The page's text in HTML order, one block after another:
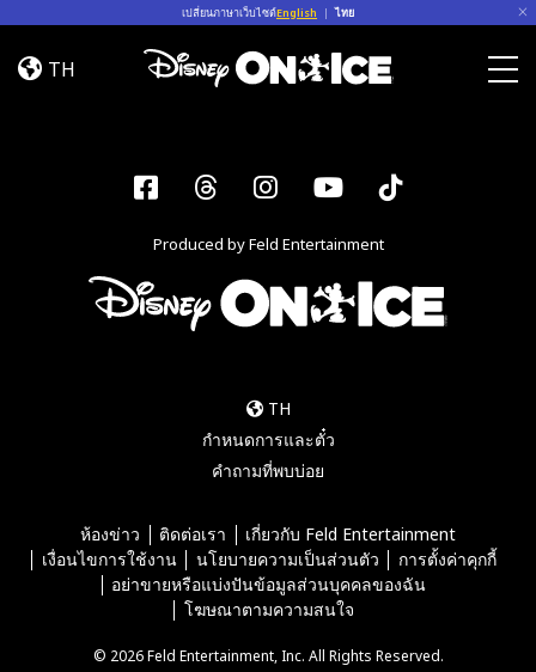
เปลี่ยนภาษาเว็บไซต์English | ไทย
Jump
In!TH
Facebook
ThreadsInstagram
YouTubeTiktok
Produced by Feld Entertainment
TH
กำหนดการและตั๋ว
คำถามที่พบบ่อย
ห้องข่าว ติดต่อเรา
เกี่ยวกับ Feld Entertainment
เงื่อนไขการใช้งาน
นโยบายความเป็นส่วนตัว
การตั้งค่าคุกกี้
อย่าขายหรือแบ่งปันข้อมูลส่วนบุคคลของฉัน
โฆษณาตามความสนใจ
© 2026 Feld Entertainment, Inc. All Rights Reserved.